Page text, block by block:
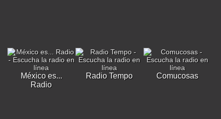
México es...
Radio
Radio Tempo Comucosas